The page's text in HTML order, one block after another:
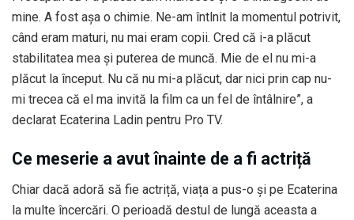
mine. A fost așa o chimie. Ne-am întlnit la momentul potrivit,
când eram maturi, nu mai eram copii. Cred că i-a plăcut
stabilitatea mea și puterea de muncă. Mie de el nu mi-a
plăcut la început. Nu că nu mi-a plăcut, dar nici prin cap nu-
mi trecea că el ma invită la film ca un fel de întâlnire”, a
declarat Ecaterina Ladin pentru Pro TV.
Ce meserie a avut înainte de a fi actriță
Chiar dacă adoră să fie actriță, viața a pus-o și pe Ecaterina
la multe încercări. O perioadă destul de lungă aceasta a